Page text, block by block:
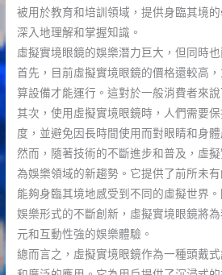
被用於教育和培訓領域，提供身臨其境
深入地理解和掌握知識。
虛擬實境眼鏡的娛樂潛力巨大，但同時
首先，目前虛擬實境眼鏡的價格還較高
算設備才能運行。這對於一般消費者來
其次，使用虛擬實境眼鏡時，人們需要
度，並避免因長時間使用而對眼睛和身體
然而，隨著技術的不斷進步和普及，虛
為娛樂領域的新趨勢。它提供了前所未
能夠身臨其境地感受到不同的虛擬世界
娛樂形式的不斷創新，虛擬實境眼鏡將
元和互動性強的娛樂體驗。
總而言之，虛擬實境眼鏡作為一種頭戴